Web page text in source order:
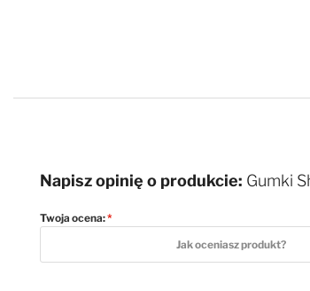
Napisz opinię o produkcie: Gumki
Twoja ocena:
Jak oceniasz produkt?
5 stars